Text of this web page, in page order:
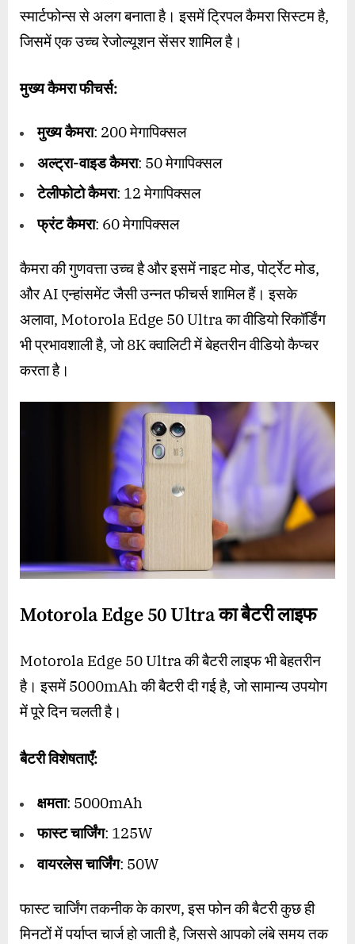
स्मार्टफोन्स से अलग बनाता है। इसमें ट्रिपल कैमरा सिस्टम है,
जिसमें एक उच्च रेजोल्यूशन सेंसर शामिल है।
मुख्य कैमरा फीचर्स:
मुख्य कैमरा: 200 मेगापिक्सल
अल्ट्रा-वाइड कैमरा: 50 मेगापिक्सल
टेलीफोटो कैमरा: 12 मेगापिक्सल
फ्रंट कैमरा: 60 मेगापिक्सल
कैमरा की गुणवत्ता उच्च है और इसमें नाइट मोड, पोर्ट्रेट मोड,
और AI एन्हांसमेंट जैसी उन्नत फीचर्स शामिल हैं। इसके
अलावा, Motorola Edge 50 Ultra का वीडियो रिकॉर्डिंग
भी प्रभावशाली है, जो 8K क्वालिटी में बेहतरीन वीडियो कैप्चर
करता है।
Motorola Edge 50 Ultra काबैटरी लाइफ
Motorola Edge 50 Ultra की बैटरी लाइफ भी बेहतरीन
है। इसमें 5000mAh की बैटरी दी गई है, जो सामान्य उपयोग
में पूरे दिन चलती है।
बैटरी विशेषताएँ:
क्षमता: 5000mAh
फास्ट चार्जिंग: 125W
वायरलेस चार्जिंग: 50W
फास्ट चार्जिंग तकनीक के कारण, इस फोन की बैटरी कुछ ही
मिनटों में पर्याप्त चार्ज हो जाती है, जिससे आपको लंबे समय तक